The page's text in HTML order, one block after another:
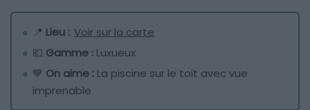
📍 Lieu : Voir sur la carte
💶 Gamme : Luxueux
💙 On aime : La piscine sur le toit avec vue
imprenable